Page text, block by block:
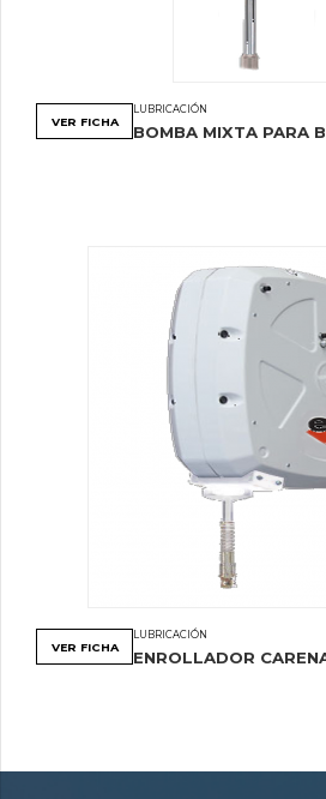
LUBRICACIÓN
BOMBA MIXTA PARA
VER FICHA
LUBRICACIÓN
ENROLLADOR
VER FICHA